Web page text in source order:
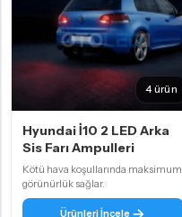
4 ürün
Hyundai İ10 2 LED Arka
Sis Farı Ampulleri
Kötü hava koşullarında maksimum
görünürlük sağlar.
Ürünleri İncele